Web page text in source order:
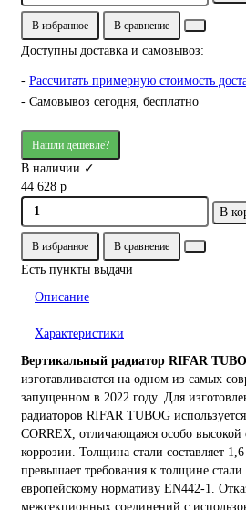
В избранное В сравнение
Доступны доставка и самовывоз:
- Рассчитать примерную стоимость
- Самовывоз сегодня, бесплатно
Нашли дешевле?
В наличии ✓
44 628 р
В
В избранное В сравнение
Есть пункты выдачи
Описание
Характеристики
Вертикальный радиатор RIFAR
изготавливаются на одном из самых
запущенном в 2022 году. Для
радиаторов RIFAR TUBOG
CORREX, отличающаяся особо высокой
коррозии. Толщина стали составляет
превышает требования к толщине стали
европейскому нормативу EN442-1.
межсекционных соединений с